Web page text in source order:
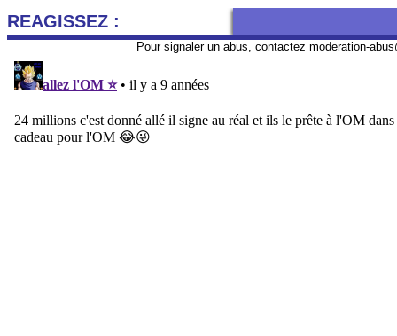
REAGISSEZ :
Pour signaler un abus, contactez moderation-